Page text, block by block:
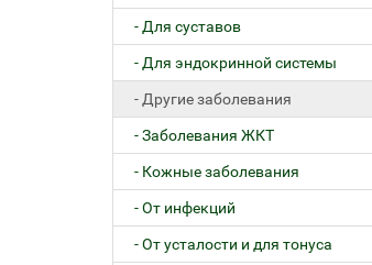
- Для суставов
- Для эндокринной системы
- Другие заболевания
- Заболевания ЖКТ
- Кожные заболевания
- От инфекций
- От усталости и для тонуса